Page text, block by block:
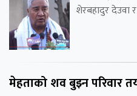
शेरबहादुर देउवा
मेहताको शव बुझ्न परिवार